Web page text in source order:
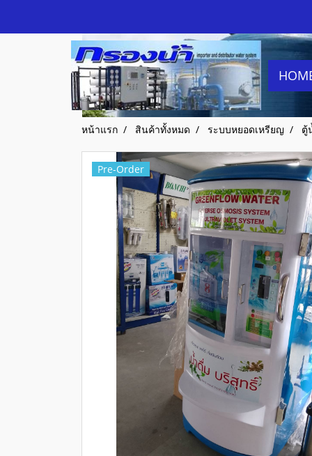
หน้าแรก สินค้าทั้งหมด ระบบหยอดเหรียญ ตู้
Pre-Order